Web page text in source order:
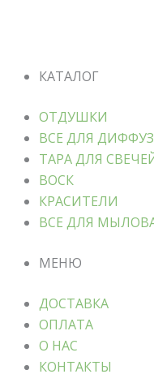
КАТАЛОГ
ОТДУШКИ
ВСЕ ДЛЯ
ТАРА ДЛЯ
ВОСК
КРАСИТЕЛИ
ВСЕ ДЛЯ
МЕНЮ
ДОСТАВКА
ОПЛАТА
О НАС
КОНТАКТЫ